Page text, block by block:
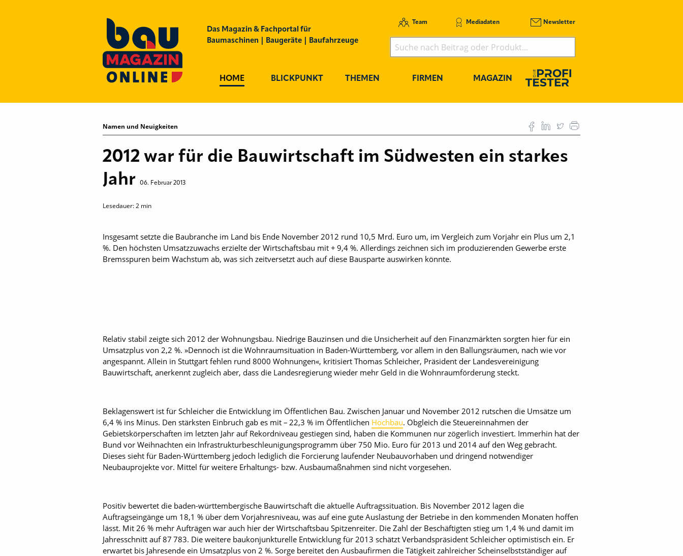
Das Magazin & Fachportal für
Baumaschinen | Baugeräte | Baufahrzeuge
Team Mediadaten Newsletter
HOME BLICKPUNKT THEMEN FIRMEN MAGAZIN
Namen und Neuigkeiten
2012 war für die Bauwirtschaft im Südwesten ein starkes
Jahr
06. Februar 2013
Lesedauer:2 min
Insgesamt setzte die Baubranche im Land bis Ende November 2012 rund 10,5 Mrd. Euro um, im Vergleich zum Vorjahr ein Plus um 2,1
%. Den höchsten Umsatzzuwachs erzielte der Wirtschaftsbau mit + 9,4 %. Allerdings zeichnen sich im produzierenden Gewerbe erste
Bremsspuren beim Wachstum ab, was sich zeitversetzt auch auf diese Bausparte auswirken könnte.
Relativ stabil zeigte sich 2012 der Wohnungsbau. Niedrige Bauzin­sen und die Unsicherheit auf den Finanzmärkten sorgten hier für ein
Umsatzplus von 2,2 %. »Dennoch ist die Wohnraumsituation in Baden-Württemberg, vor allem in den Ballungsräumen, nach wie vor
angespannt. Allein in Stuttgart fehlen rund 8000 Wohnungen«, kritisiert Thomas Schleicher, Präsident der Landesvereinigung
Bauwirtschaft, anerkennt zugleich aber, dass die Landesregierung wieder mehr Geld in die Wohnraumförderung steckt.
Beklagenswert ist für Schleicher die Entwicklung im Öffentlichen Bau. Zwischen Januar und November 2012 rutschen die Umsätze um
6,4 % ins Minus. Den stärksten Einbruch gab es mit – 22,3 % im Öffentlichen Hochbau. Obgleich die Steuereinnahmen der
Gebietskörperschaften im letzten Jahr auf Rekordniveau gestiegen sind, haben die Kommunen nur zögerlich investiert. Immerhin hat der
Bund vor Weihnachten ein Infrastrukturbeschleunigungsprogramm über 750 Mio. Euro für 2013 und 2014 auf den Weg gebracht.
Dieses sieht für Baden-Württemberg jedoch lediglich die Forcierung laufender Neubauvorhaben und dringend notwendiger
Neubauprojekte vor. Mittel für weitere Erhaltungs- bzw. Ausbaumaßnahmen sind nicht vorgesehen.
Positiv bewertet die baden-württembergische Bauwirtschaft die aktuelle Auftragssituation. Bis November 2012 lagen die
Auftragseingänge um 18,1 % über dem Vorjahresniveau, was auf eine gute Auslastung der Betriebe in den kommenden Monaten hoffen
lässt. Mit 26 % mehr Aufträgen war auch hier der Wirtschaftsbau Spitzenreiter. Die Zahl der Beschäftigten stieg um 1,4 % und damit im
Jahresschnitt auf 87 783. Die weitere baukonjunkturelle Entwicklung für 2013 schätzt Verbandspräsident Schleicher optimistisch ein. Er
erwartet bis Jahresende ein Umsatzplus von 2 %. Sorge bereitet den Ausbaufirmen die Tätigkeit zahlreicher Scheinselbstständiger auf